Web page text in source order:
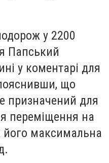
у 2200
Папський
у коментарі для
що
призначений для
переміщення на
його максимальна